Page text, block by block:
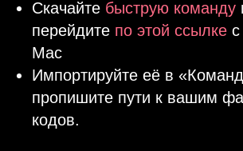
Скачайте быструю команду
перейдите по этой ссылке
Mac
Импортируйте её в
пропишите пути к вашим
кодов.